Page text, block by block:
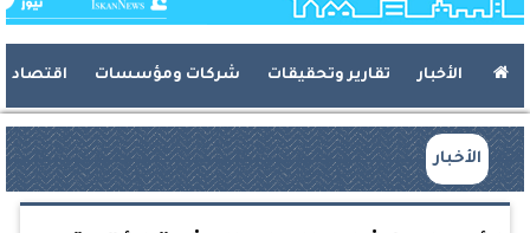
الأخبار تقارير وتحقيقات شركات ومؤسسات اقتصاد
الأخبار